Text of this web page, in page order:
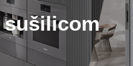
sušilicom